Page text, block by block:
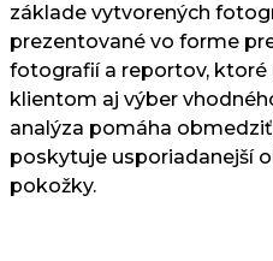
základe vytvorených
prezentované vo forme
fotografií a reportov, ktoré
klientom aj výber
analýza pomáha
poskytuje usporiadanejší
pokožky.